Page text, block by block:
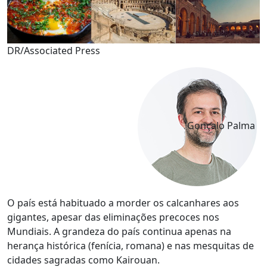
DR/Associated Press
Gonçalo Palma
O país está habituado a morder os calcanhares aos
gigantes, apesar das eliminações precoces nos
Mundiais. A grandeza do país continua apenas na
herança histórica (fenícia, romana) e nas mesquitas de
cidades sagradas como Kairouan.